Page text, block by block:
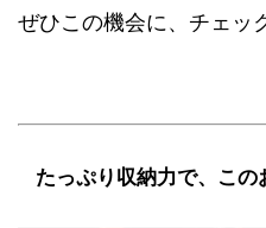
ぜひこの機会に、チェッ
たっぷり収納力で、この